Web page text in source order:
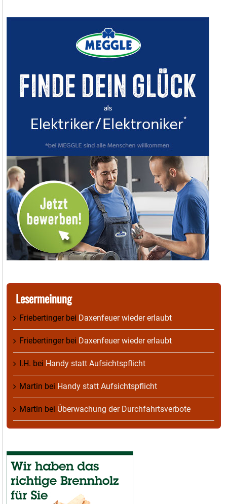
Lesermeinung
Friebertingerbei Daxenfeuer wieder erlaubt
Friebertingerbei Daxenfeuer wieder erlaubt
I.H. bei Handy statt Aufsichtspflicht
Martin bei Handy statt Aufsichtspflicht
Martin bei Überwachung der Durchfahrtsverbote